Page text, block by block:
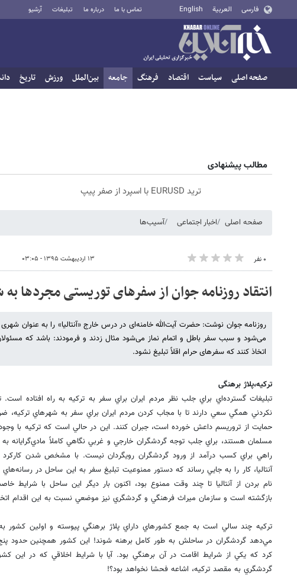
فارسی العربية English تماس با ما درباره ما تبلیغات آرشیو
صفحه اصلی سیاست اقتصاد فرهنگ جامعه بین‌الملل ورزش تاریخ
مطالب پیشنهادی
ترید EURUSD با اسپرد از صفر پیپ
صفحه اصلی اخبار اجتماعی آسیب‌ها
۰ نفر ۱۳ اردیبهشت ۱۳۹۵ - ۰۳:۰۵
انتقاد روزنامه جوان از سفرهای توریستی مجردها
روزنامه جوان نوشت: حضرت آیت‌الله خامنه‌ای در درس خارج «آنتالیا» را به عنوان
می‌شود و سبب سفر باطل و اتمام نماز می‌شود مثال زدند و فرمودند: باشد که
اتخاذ کنند که سفرهای حرام اقلاً تبلیغ نشود.
ترکیه،پلاژ برهنگی
تبليغات گسترده‌اي براي جلب نظر مردم ايران براي سفر به تركيه به راه افتاده
نكردني همگي سعي دارند تا با مجاب كردن مردم ايران براي سفر به شهرهاي تركيه،
حمايت از تروريسم داعش خورده است، جبران كنند. اين در حالي است كه تركيه با
مسلمان هستند، براي جلب توجه گردشگران خارجي و غربي نگاهي كاملاً مادي‌گرايانه
راهي براي كسب درآمد از ورود گردشگران رويگردان نيست. با مشخص شدن
آنتاليا، كار را به جايي رساند كه دستور ممنوعيت تبليغ سفر به اين ساحل در رسانه‌هاي
نام بردن از آنتاليا تا چند وقت ممنوع بود، اكنون بار ديگر اين ساحل با شرايط
بازگشته است و سازمان ميراث فرهنگي و گردشگري نيز موضعي نسبت به اين اقدام
تركيه چند سالي است به جمع كشورهاي داراي پلاژ برهنگي پيوسته و اولين كشور
مي‌دهد گردشگران در ساحلش به طور كامل برهنه شوند! اين كشور همچنين حدود
كرد كه يكي از شرايط اقامت در آن برهنگي بود. آيا با شرايط اخلاقي كه در اين
گردشگري به مقصد تركيه، اشاعه فحشا نخواهد بود؟!